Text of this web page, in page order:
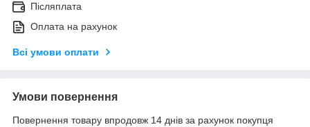
Післяплата
Оплата на рахунок
Всі умови оплати
Умови повернення
Повернення товару впродовж 14 днів за рахунок покупця